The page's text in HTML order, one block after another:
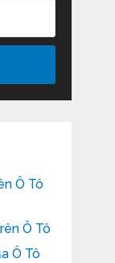
Ô Tô
Ô Tô
Ô Tô